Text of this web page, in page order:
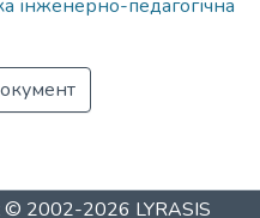
інженерно-педагогічна
© 2002-2026 LYRASIS